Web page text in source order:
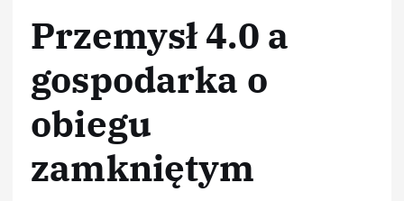
Przemysł 4.0 a
gospodarka o
obiegu
zamkniętym